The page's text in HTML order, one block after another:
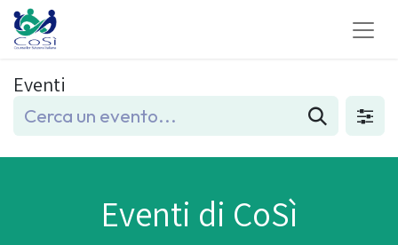
Eventi
Eventi di CoSì